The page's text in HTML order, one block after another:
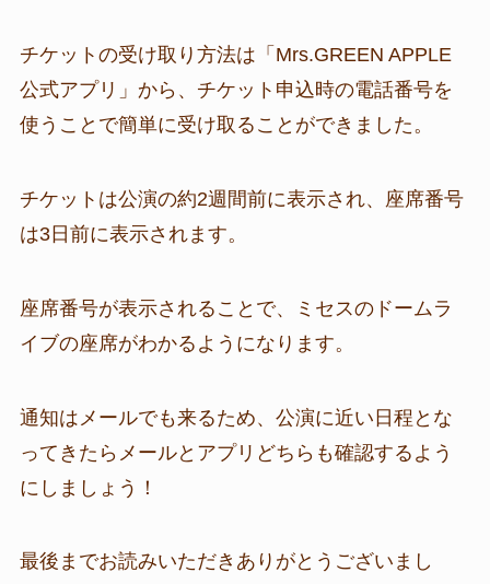
チケットの受け取り方法は「Mrs.GREEN APPLE
公式アプリ」から、チケット申込時の電話番号を
使うことで簡単に受け取ることができました。
チケットは公演の約2週間前に表示され、座席番号
は3日前に表示されます。
座席番号が表示されることで、ミセスのドームラ
イブの座席がわかるようになります。
通知はメールでも来るため、公演に近い日程とな
ってきたらメールとアプリどちらも確認するよう
にしましょう！
最後までお読みいただきありがとうございまし